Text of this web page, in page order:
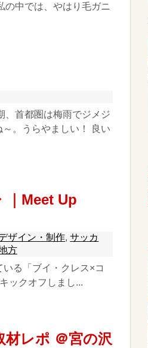
の中では、やはり毛ガニ
、首都圏は梅雨でジメジ
。うらやましい！ 良い
｜Meet Up
ザイン・制作,サッカ
方
る「ブイ・クレス×コ
ックオフしまし...
材レポ ＠宮の沢